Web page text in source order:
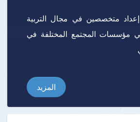
متخصصين في مجال التربية
مؤسسات المجتمع المختلفة في
المزيد